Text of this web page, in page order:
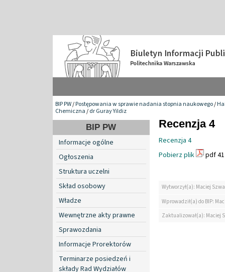
BIP PW/Postępowania w sprawie nadania stopnia naukowego/
Chemiczna/dr Guray Yildiz
BIP PW
Informacje ogólne
Ogłoszenia
Struktura uczelni
Skład osobowy
Władze
Wewnętrzne akty prawne
Sprawozdania
Informacje Prorektorów
Terminarze posiedzeń i
składy Rad Wydziałów
Recenzja 4
Recenzja 4
Pobierz plik
pdf
Wytworzył(a): Maciej
Wprowadził(a) do BIP:
Zaktualizował(a): Maciej